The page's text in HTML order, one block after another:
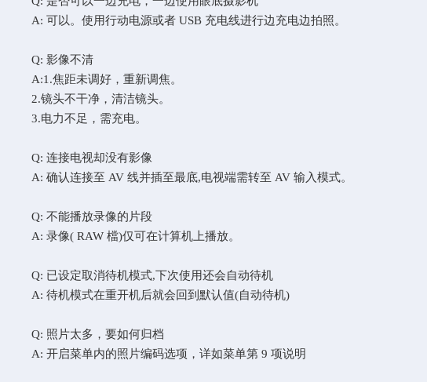
A: 可以。使用行动电源或者 USB 充电线进行边充电边拍照。
Q: 影像不清
A:1.焦距未调好，重新调焦。
2.镜头不干净，清洁镜头。
3.电力不足，需充电。
Q: 连接电视却没有影像
A: 确认连接至 AV 线并插至最底,电视端需转至 AV 输入模式。
Q: 不能播放录像的片段
A: 录像( RAW 檔)仅可在计算机上播放。
Q: 已设定取消待机模式,下次使用还会自动待机
A: 待机模式在重开机后就会回到默认值(自动待机)
Q: 照片太多，要如何归档
A: 开启菜单内的照片编码选项，详如菜单第 9 项说明